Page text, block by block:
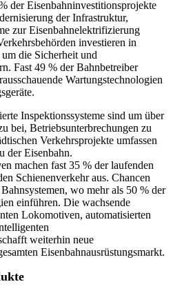
der Eisenbahninvestitionsprojekte
der Infrastruktur,
zur Eisenbahnelektrifizierung
investieren in
die Sicherheit und
Fast 49 % der Bahnbetreiber
Wartungstechnologien
Inspektionssysteme sind um über
bei, Betriebsunterbrechungen zu
Verkehrsprojekte umfassen
der Eisenbahn.
machen fast 35 % der laufenden
Schienenverkehr aus. Chancen
wo mehr als 50 % der
einführen. Die wachsende
Lokomotiven, automatisierten
weiterhin neue
Eisenbahnausrüstungsmarkt.